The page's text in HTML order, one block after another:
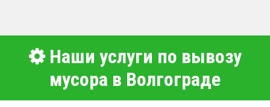
Наши услуги по вывозу
мусора в Волгограде